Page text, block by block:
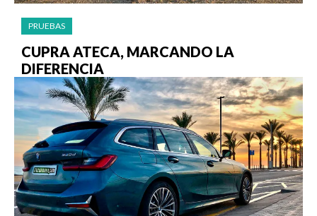
PRUEBAS
CUPRA ATECA, MARCANDO LA
DIFERENCIA